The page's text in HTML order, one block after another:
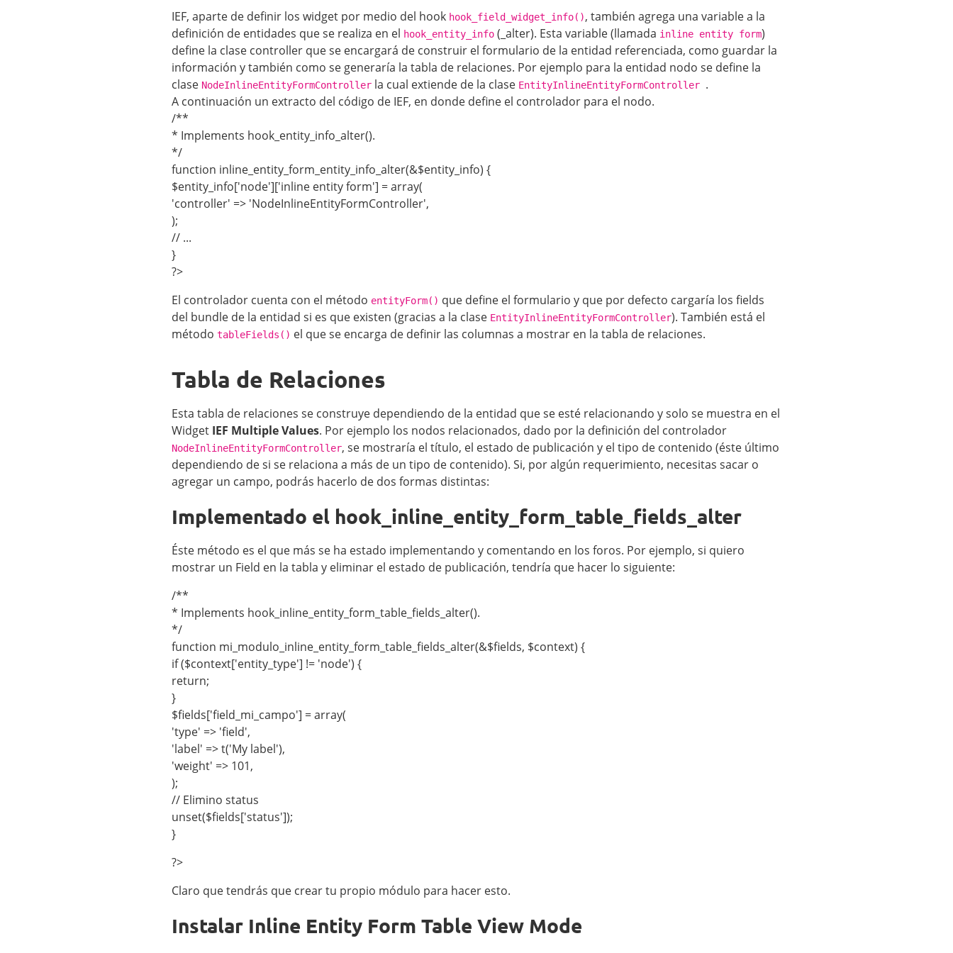
IEF, aparte de definir los widget por medio del hook hook_field_widget_info(), también agrega una variable a la
definición de entidades que se realiza en el hook_entity_info (_alter). Esta variable (llamada inline entity form)
define la clase controller que se encargará de construir el formulario de la entidad referenciada, como guardar la
información y también como se generaría la tabla de relaciones. Por ejemplo para la entidad nodo se define la
clase NodeInlineEntityFormController la cual extiende de la clase EntityInlineEntityFormController .
A continuación un extracto del código de IEF, en donde define el controlador para el nodo.
/**
* Implements hook_entity_info_alter().
*/
function inline_entity_form_entity_info_alter(&$entity_info) {
$entity_info['node']['inline entity form'] = array(
'controller' => 'NodeInlineEntityFormController',
);
// ...
}
?>
El controlador cuenta con el método entityForm() que define el formulario y que por defecto cargaría los fields
del bundle de la entidad si es que existen (gracias a la clase EntityInlineEntityFormController). También está el
método tableFields() el que se encarga de definir las columnas a mostrar en la tabla de relaciones.
Tabla de Relaciones
Esta tabla de relaciones se construye dependiendo de la entidad que se esté relacionando y solo se muestra en el
Widget IEF Multiple Values. Por ejemplo los nodos relacionados, dado por la definición del controlador
NodeInlineEntityFormController, se mostraría el título, el estado de publicación y el tipo de contenido (éste último
dependiendo de si se relaciona a más de un tipo de contenido). Si, por algún requerimiento, necesitas sacar o
agregar un campo, podrás hacerlo de dos formas distintas:
Implementado el hook_inline_entity_form_table_fields_alter
Éste método es el que más se ha estado implementando y comentando en los foros. Por ejemplo, si quiero
mostrar un Field en la tabla y eliminar el estado de publicación, tendría que hacer lo siguiente:
/**
* Implements hook_inline_entity_form_table_fields_alter().
*/
function mi_modulo_inline_entity_form_table_fields_alter(&$fields, $context) {
if ($context['entity_type'] != 'node') {
return;
}
$fields['field_mi_campo'] = array(
'type' => 'field',
'label' => t('My label'),
'weight' => 101,
);
// Elimino status
unset($fields['status']);
}
?>
Claro que tendrás que crear tu propio módulo para hacer esto.
Instalar Inline Entity Form Table View Mode